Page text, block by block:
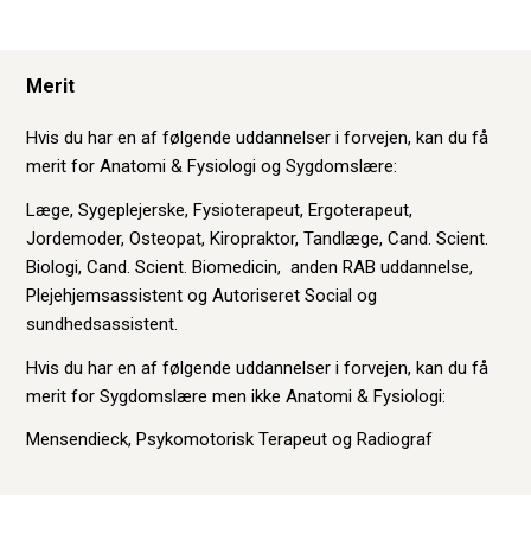
Merit
Hvis du har en af følgende uddannelser i forvejen, kan du få
merit for Anatomi & Fysiologi og Sygdomslære:
Læge, Sygeplejerske, Fysioterapeut, Ergoterapeut,
Jordemoder, Osteopat, Kiropraktor, Tandlæge, Cand. Scient.
Biologi, Cand. Scient. Biomedicin, anden RAB uddannelse,
Plejehjemsassistent og Autoriseret Social og
sundhedsassistent.
Hvis du har en af følgende uddannelser i forvejen, kan du få
merit for Sygdomslære men ikke Anatomi & Fysiologi:
Mensendieck, Psykomotorisk Terapeut og Radiograf